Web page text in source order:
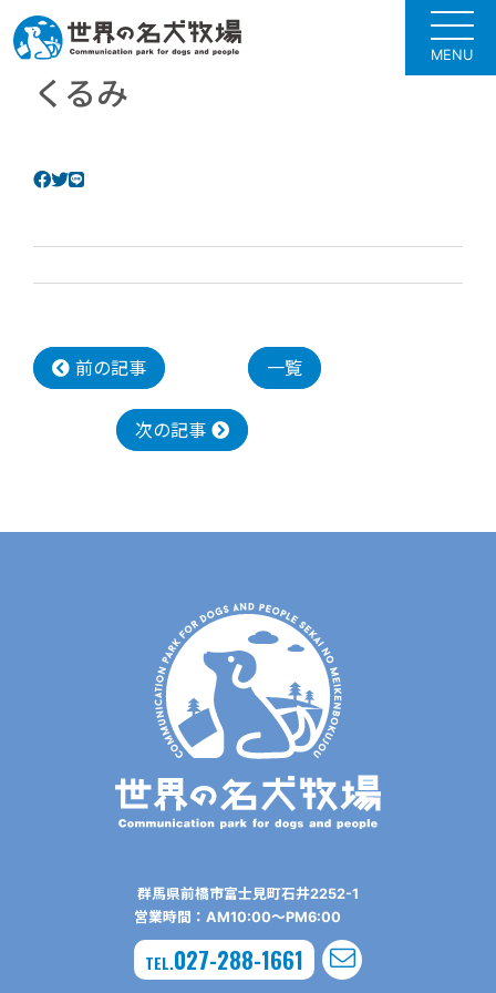
MENU
くるみ
前の記事 一覧
次の記事
群⾺県前橋市富⼠⾒町⽯井2252-1
営業時間：AM10:00〜PM6:00
TEL.027-288-1661